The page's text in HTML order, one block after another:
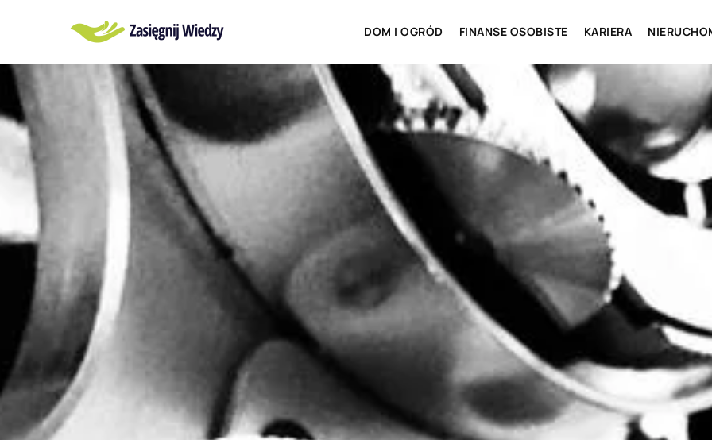
DOM I OGRÓD FINANSE OSOBISTE KARIERA